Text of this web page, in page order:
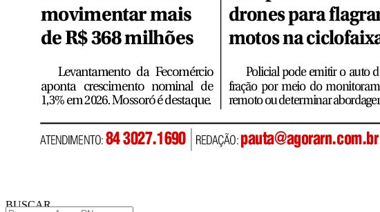
BUSCAR